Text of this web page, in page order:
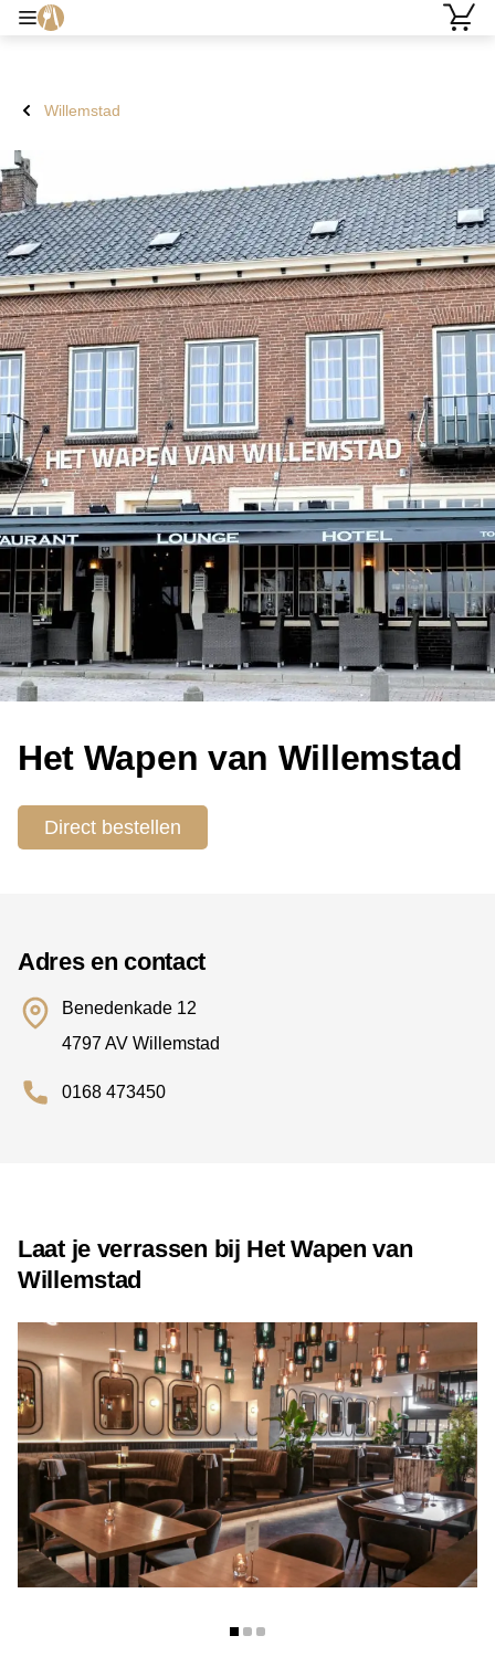
Willemstad
Het Wapen van Willemstad
Direct bestellen
Adres en contact
Benedenkade 12
4797 AV Willemstad
0168 473450
Laat je verrassen bij Het Wapen van
Willemstad